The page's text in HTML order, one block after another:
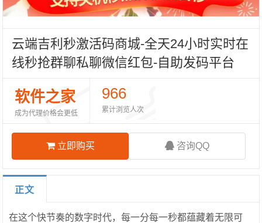
云端吉利秒激活码商城-全天24小时实时在
线秒抢群聊私聊微信红包-自助发码平台
软件之家
成为代理价格会更低
966
累计浏览人次
立即购买 咨询QQ
正文
在这个快节奏的数字时代，每一分每一秒都蕴藏着无限可